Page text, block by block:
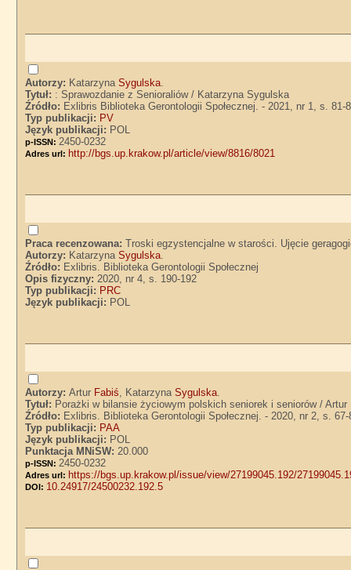
Autorzy: KatarzynaSygulska.
Tytuł: : Sprawozdanie z Senioraliów / Katarzyna Sygulska
Źródło: Exlibris Biblioteka Gerontologii Społecznej. - 2021, nr 1, s. 81-
Typ publikacji: PV
Język publikacji: POL
p-ISSN: 2450-0232
Adres url: http://bgs.up.krakow.pl/article/view/8816/8021
Praca recenzowana:Troski egzystencjalne w starości. Ujęcie
Autorzy: KatarzynaSygulska.
Źródło: Exlibris. Biblioteka Gerontologii Społecznej
Opis fizyczny:2020, nr 4, s. 190-192
Typ publikacji: PRC
Język publikacji: POL
Autorzy:Artur Fabiś, KatarzynaSygulska.
Tytuł: Porażki w bilansie życiowym polskich seniorek i seniorów /
Źródło: Exlibris. Biblioteka Gerontologii Społecznej. - 2020, nr 2, s. 67-
Typ publikacji: PAA
Język publikacji: POL
Punktacja MNiSW:20.000
p-ISSN: 2450-0232
Adres url: https://bgs.up.krakow.pl/issue/view/27199045.192/
DOI: 10.24917/24500232.192.5